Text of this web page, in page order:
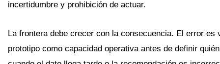
incertidumbre y prohibición de actuar.
La frontera debe crecer con la consecuencia. El error es
prototipo como capacidad operativa antes de definir